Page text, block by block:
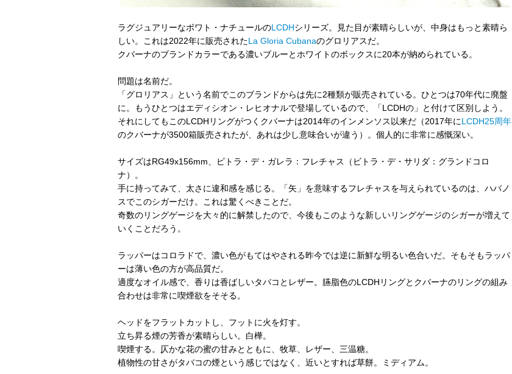
ラグジュアリーなボワト・ナチュールのLCDHシリーズ。見た目が素晴らしいが、中身はもっと素晴ら
しい。これは2022年に販売されたLa Gloria Cubanaのグロリアスだ。
クバーナのブランドカラーである濃いブルーとホワイトのボックスに20本が納められている。
問題は名前だ。
「グロリアス」という名前でこのブランドからは先に2種類が販売されている。ひとつは70年代に廃盤
に。もうひとつはエディシオン・レヒオナルで登場しているので、「LCDHの」と付けて区別しよう。
それにしてもこのLCDHリングがつくクバーナは2014年のインメンソス以来だ（2017年にLCDH25周年
のクバーナが3500箱販売されたが、あれは少し意味合いが違う）。個人的に非常に感慨深い。
サイズはRG49x156mm、ビトラ・デ・ガレラ：フレチャス（ビトラ・デ・サリダ：グランドコロ
ナ）。
手に持ってみて、太さに違和感を感じる。「矢」を意味するフレチャスを与えられているのは、ハバノ
スでこのシガーだけ。これは驚くべきことだ。
奇数のリングゲージを大々的に解禁したので、今後もこのような新しいリングゲージのシガーが増えて
いくことだろう。
ラッパーはコロラドで、濃い色がもてはやされる昨今では逆に新鮮な明るい色合いだ。そもそもラッパ
ーは薄い色の方が高品質だ。
適度なオイル感で、香りは香ばしいタバコとレザー。臙脂色のLCDHリングとクバーナのリングの組み
合わせは非常に喫煙欲をそそる。
ヘッドをフラットカットし、フットに火を灯す。
立ち昇る煙の芳香が素晴らしい。白樺。
喫煙する。仄かな花の蜜の甘みとともに、牧草、レザー、三温糖。
植物性の甘さがタバコの煙という感じではなく、近いとすれば草餅。ミディアム。